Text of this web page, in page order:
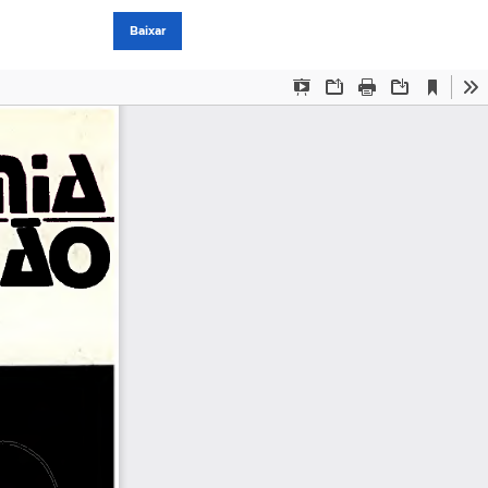
Baixar